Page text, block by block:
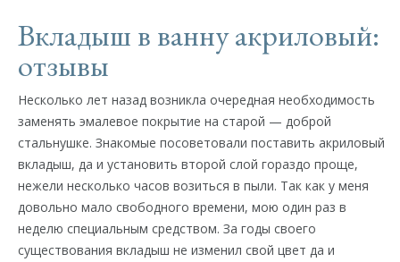
Вкладыш в ванну акриловый:
отзывы
Несколько лет назад возникла очередная необходимость
заменять эмалевое покрытие на старой — доброй
стальнушке. Знакомые посоветовали поставить акриловый
вкладыш, да и установить второй слой гораздо проще,
нежели несколько часов возиться в пыли. Так как у меня
довольно мало свободного времени, мою один раз в
неделю специальным средством. За годы своего
существования вкладыш не изменил свой цвет да и